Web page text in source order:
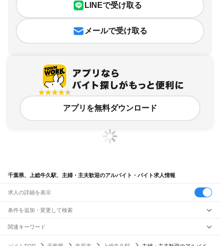
LINEで受け取る
メールで受け取る
アプリを無料ダウンロード
千葉県、上総牛久駅、主婦・主夫歓迎のアルバイト・バイト求人情報
求人の詳細を表示
条件を追加・変更して検索
市区町村を追加・変更
駅を追加・変更
関連キーワード